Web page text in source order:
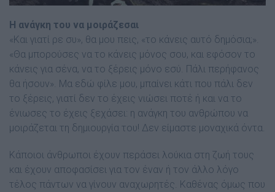
Η ανάγκη του να µοιράζεσαι
«Και γιατί ρε συ», θα µου πεις, «το κάνεις αυτό δηµόσια;».
«Θα µπορούσες να το κάνεις µόνος σου, και εφόσον το
κάνεις για σένα, να το ξέρεις µόνο εσύ. Πάλι περήφανος
θα ήσουν». Μα εδώ φίλε µου, µπαίνει κάτι που πάλι δεν
το ξέρεις, γιατί δεν το έχεις νιώσει ποτέ ή και να το
ένιωσες το έχεις ξεχάσει: η ανάγκη του ανθρώπου να
µοιράζεται τη δηµιουργία του! ∆εν είµαστε µοναχικά όντα.
Κάποιοι άνθρωποι έχουν περάσει λούκια στη ζωή τους
και έχουν αποφασίσει για τον έναν ή τον άλλο λόγο
τέλος πάντων να γίνουν αναχωρητές. Καθένας όµως που